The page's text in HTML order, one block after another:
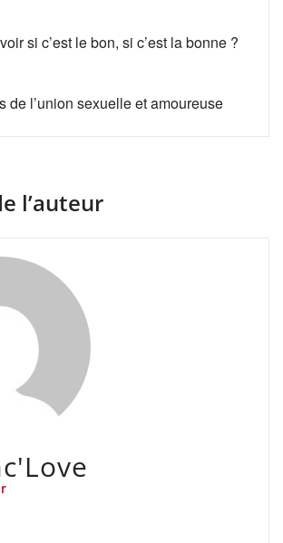
si c’est le bon, si c’est la bonne ?
de l’union sexuelle et amoureuse
l’auteur